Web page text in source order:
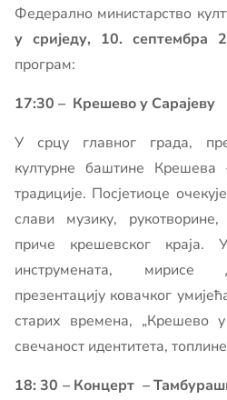
Федерално министарство
у сриједу, 10. септембра
програм:
17:30 – Крешево у Сарајеву
У срцу главног града,
културне баштине Крешева
традиције. Посјетиоце
слави музику,
приче крешевског краја.
инструмената, мирисе
презентацију ковачког
старих времена, „Крешево
свечаност идентитета,
18: 30 – Концерт –